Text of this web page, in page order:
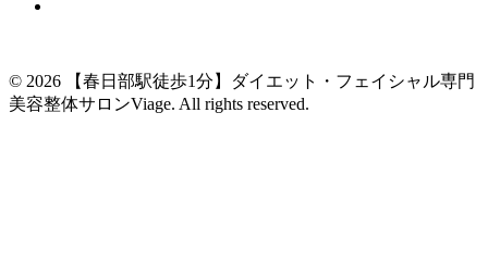
© 2026
【春日部駅徒歩1分】ダイエット・フェイシャル専門
美容整体サロンViage. All rights reserved.